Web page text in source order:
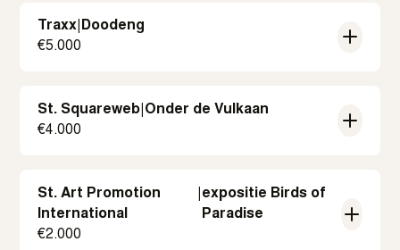
Traxx Doodeng
€5.000
St. Squareweb Onder de Vulkaan
€4.000
St. Art Promotion
International
expositie Birds of
Paradise
€2.000